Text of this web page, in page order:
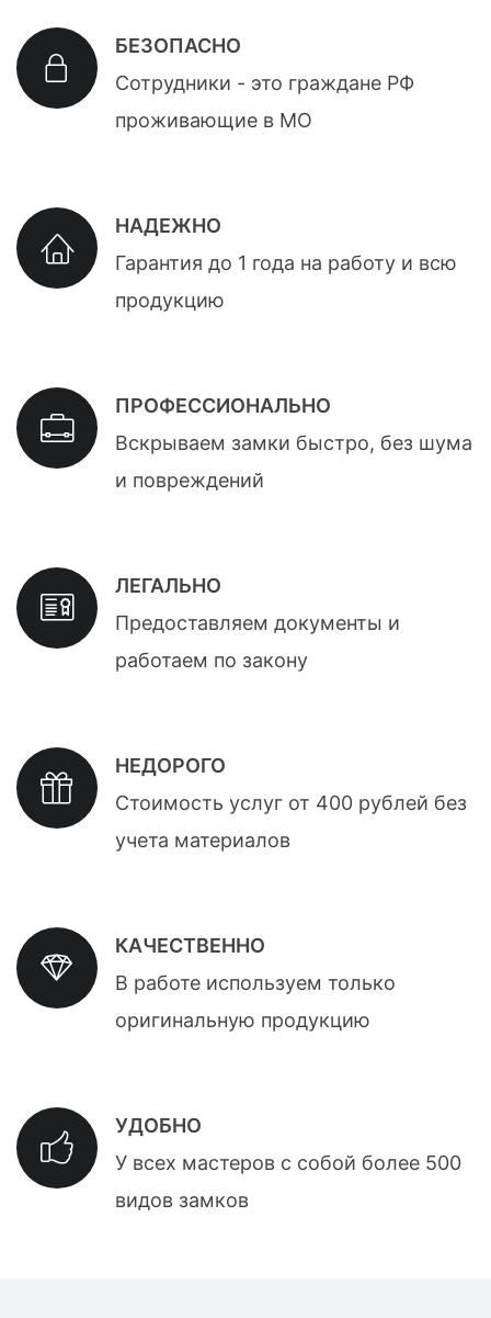
БЕЗОПАСНО
Сотрудники - это граждане РФ
проживающие в МО
НАДЕЖНО
Гарантия до 1 года на работу и всю
продукцию
ПРОФЕССИОНАЛЬНО
Вскрываем замки быстро, без шума
и повреждений
ЛЕГАЛЬНО
Предоставляем документы и
работаем по закону
НЕДОРОГО
Стоимость услуг от 400 рублей без
учета материалов
КАЧЕСТВЕННО
В работе используем только
оригинальную продукцию
УДОБНО
У всех мастеров с собой более 500
видов замков